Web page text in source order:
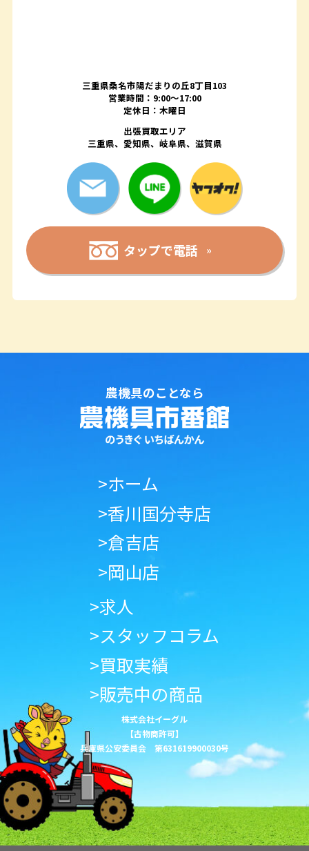
三重県桑名市陽だまりの丘8丁目103
営業時間：9:00〜17:00
定休日：木曜日
出張買取エリア
三重県、愛知県、岐阜県、滋賀県
タップで電話
農機具のことなら
>ホーム
>香川国分寺店
>倉吉店
>岡山店
>求人
>スタッフコラム
>買取実績
>販売中の商品
株式会社イーグル
【古物商許可】
兵庫県公安委員会 第631619900030号